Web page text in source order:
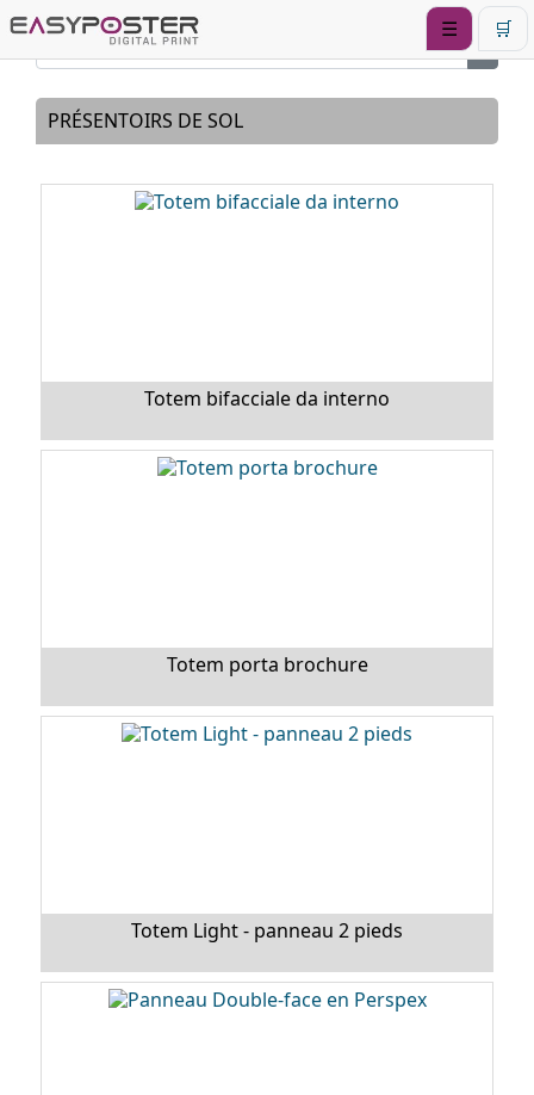
☰ 🛒
PRÉSENTOIRS DE SOL
Totem bifacciale da interno
Totem porta brochure
Totem Light - panneau 2 pieds